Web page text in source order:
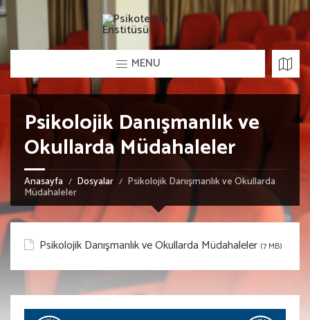
MENU
Psikolojik Danışmanlık ve
Okullarda Müdahaleler
Anasayfa Dosyalar Psikolojik Danışmanlık ve Okullarda
Müdahaleler
Psikolojik Danışmanlık ve Okullarda Müdahaleler (7 MB)